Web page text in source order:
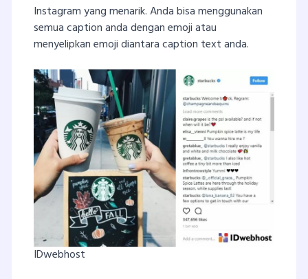
Instagram yang menarik. Anda bisa menggunakan
semua caption anda dengan emoji atau
menyelipkan emoji diantara caption text anda.
IDwebhost